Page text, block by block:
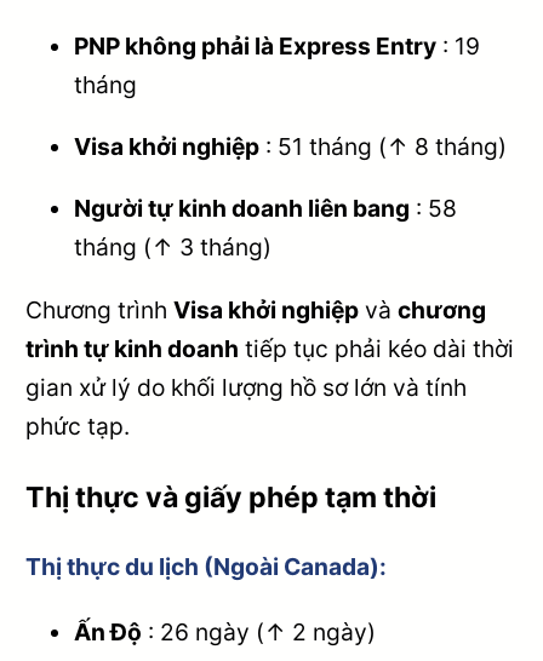
PNP không phải là Express Entry : 19
tháng
Visa khởi nghiệp : 51 tháng (↑ 8 tháng)
Người tự kinh doanh liên bang : 58
tháng (↑ 3 tháng)
Chương trìnhVisa khởi nghiệp vàchương
trình tự kinh doanh tiếp tục phải kéo dài thời
gian xử lý do khối lượng hồ sơ lớn và tính
phức tạp.
Thị thực và giấy phép tạm thời
Thị thực du lịch (Ngoài Canada):
Ấn Độ : 26 ngày (↑ 2 ngày)